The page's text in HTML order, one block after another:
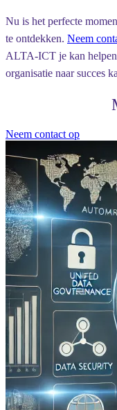
Nu is het perfecte
te ontdekken. Neem
ALTA-ICT je kan
organisatie naar succes
Neem contact op